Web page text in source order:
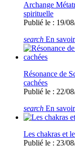
Archange
spirituelle
Publié le : 19/
search En
Résonance de
cachées
Publié le : 22/
search En
Les chakras et
Publié le : 23/